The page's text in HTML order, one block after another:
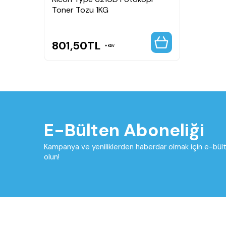
Toner Tozu 1KG
801,50TL KDV
E-Bülten Aboneliği
Kampanya ve yeniliklerden haberdar olmak için e-
olun!